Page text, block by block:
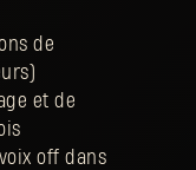
de
et de
off dans